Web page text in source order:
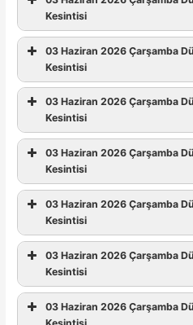
Kesintisi
03 Haziran 2026 Çarşamba
Kesintisi
03 Haziran 2026 Çarşamba
Kesintisi
03 Haziran 2026 Çarşamba
Kesintisi
03 Haziran 2026 Çarşamba
Kesintisi
03 Haziran 2026 Çarşamba
Kesintisi
03 Haziran 2026 Çarşamba